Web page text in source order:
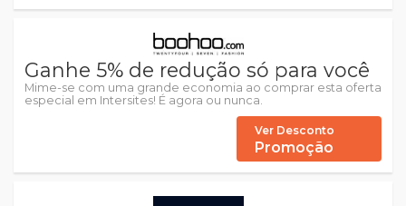
Ganhe 5% de redução só para você
Mime-se com uma grande economia ao comprar esta oferta
especial em Intersites! É agora ou nunca.
Ver Desconto
Promoção